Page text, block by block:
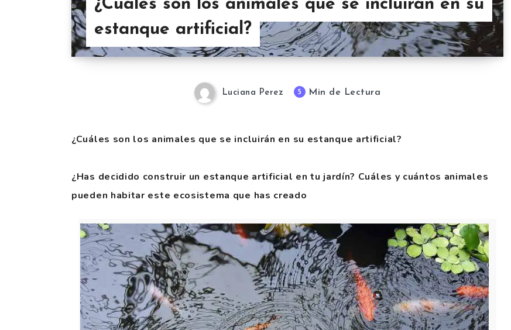
¿Cuáles son los animales que se incluirán en su
estanque artificial?
Luciana Perez 5 Min de Lectura
¿Cuáles son los animales que se incluirán en su estanque artificial?
¿Has decidido construir un estanque artificial en tu jardín? Cuáles y cuántos animales
pueden habitar este ecosistema que has creado